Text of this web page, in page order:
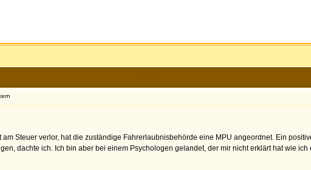
Steuer verlor, hat die zuständige Fahrerlaubnisbehörde eine MPU angeordnet. Ein
dachte ich. Ich bin aber bei einem Psychologen gelandet, der mir nicht erklärt hat wie